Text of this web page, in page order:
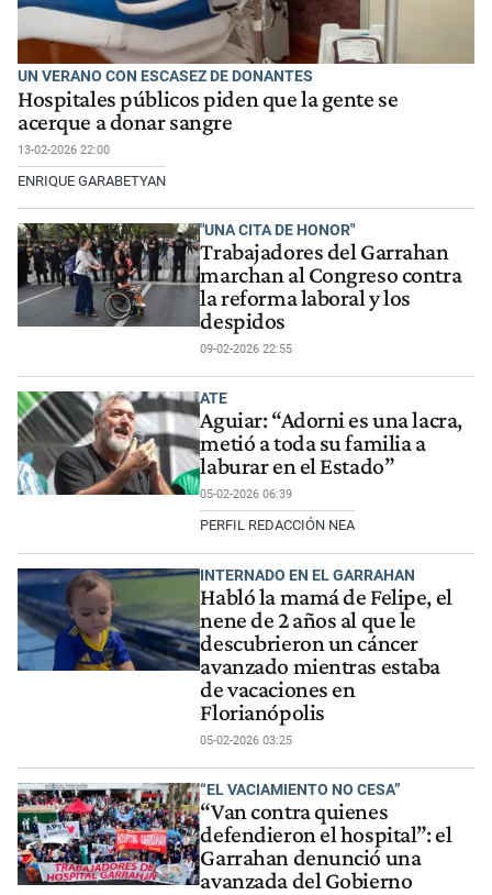
UN VERANO CON ESCASEZ DE DONANTES
Hospitales públicos piden que la gente se
acerque a donar sangre
13-02-2026 22:00
ENRIQUE GARABETYAN
"UNA CITA DE HONOR"
Trabajadores del Garrahan
marchan al Congreso contra
la reforma laboral y los
despidos
09-02-2026 22:55
ATE
Aguiar: “Adorni es una lacra,
metió a toda su familia a
laburar en el Estado”
05-02-2026 06:39
PERFIL REDACCIÓN NEA
INTERNADO EN EL GARRAHAN
Habló la mamá de Felipe, el
nene de 2 años al que le
descubrieron un cáncer
avanzado mientras estaba
de vacaciones en
Florianópolis
05-02-2026 03:25
“EL VACIAMIENTO NO CESA”
“Van contra quienes
defendieron el hospital”: el
Garrahan denunció una
avanzada del Gobierno